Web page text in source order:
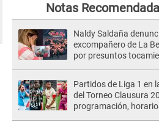
Notas
Naldy Saldaña
excompañero de La
por presuntos
Partidos de Liga 1 en
del Torneo Clausura
programación,